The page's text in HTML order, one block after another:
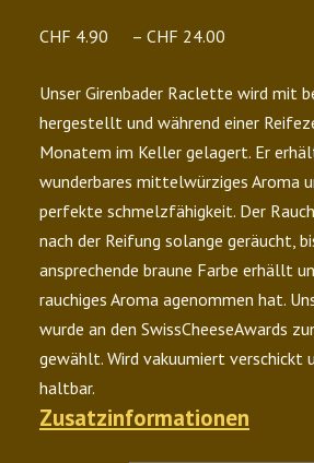
CHF 4.90 – CHF 24.00
bis
CHF
Unser Girenbader Raclette wird mit
hergestellt und während einer
Monatem im Keller gelagert. Er
wunderbares mittelwürziges Aroma
perfekte schmelzfähigkeit. Der
nach der Reifung solange geräucht,
ansprechende braune Farbe erhällt
rauchiges Aroma agenommen hat.
wurde an den SwissCheeseAwards
gewählt. Wird vakuumiert verschickt
haltbar.
Zusatzinformationen